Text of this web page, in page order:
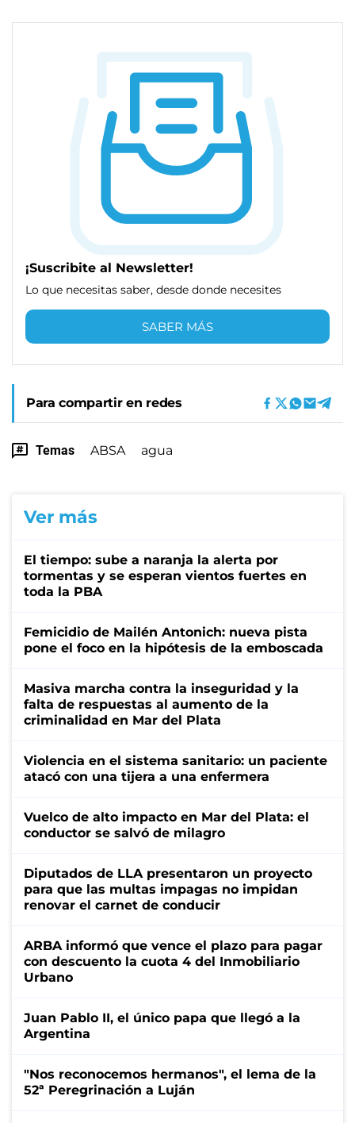
¡Suscribite al Newsletter!
Lo que necesitas saber, desde donde necesites
SABER MÁS
Para compartir en redes
Temas ABSA agua
Ver más
El tiempo: sube a naranja la alerta por
tormentas y se esperan vientos fuertes en
toda la PBA
Femicidio de Mailén Antonich: nueva pista
pone el foco en la hipótesis de la emboscada
Masiva marcha contra la inseguridad y la
falta de respuestas al aumento de la
criminalidad en Mar del Plata
Violencia en el sistema sanitario: un paciente
atacó con una tijera a una enfermera
Vuelco de alto impacto en Mar del Plata: el
conductor se salvó de milagro
Diputados de LLA presentaron un proyecto
para que las multas impagas no impidan
renovar el carnet de conducir
ARBA informó que vence el plazo para pagar
con descuento la cuota 4 del Inmobiliario
Urbano
Juan Pablo II, el único papa que llegó a la
Argentina
"Nos reconocemos hermanos", el lema de la
52ª Peregrinación a Luján